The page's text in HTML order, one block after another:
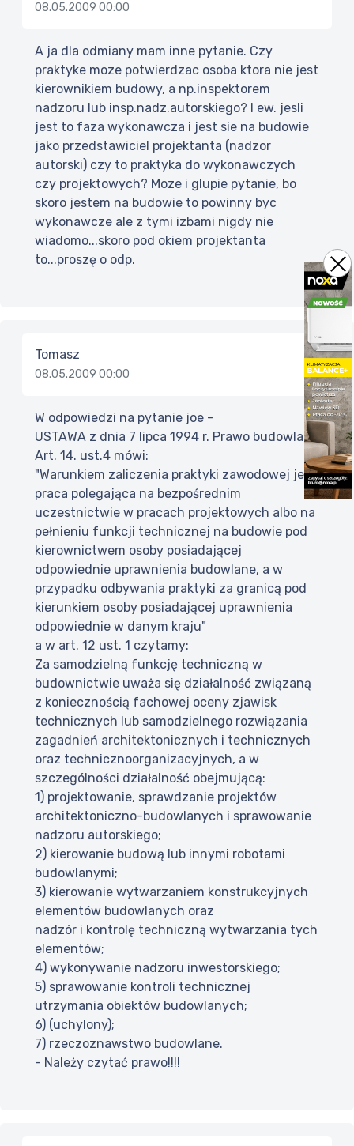
08.05.2009 00:00
A ja dla odmiany mam inne pytanie. Czy
praktyke moze potwierdzac osoba ktora nie jest
kierownikiem budowy, a np.inspektorem
nadzoru lub insp.nadz.autorskiego? I ew. jesli
jest to faza wykonawcza i jest sie na budowie
jako przedstawiciel projektanta (nadzor
autorski) czy to praktyka do wykonawczych
czy projektowych? Moze i glupie pytanie, bo
skoro jestem na budowie to powinny byc
wykonawcze ale z tymi izbami nigdy nie
wiadomo...skoro pod okiem projektanta
to...proszę o odp.
Tomasz
08.05.2009 00:00
W odpowiedzi na pytanie joe -
USTAWA z dnia 7 lipca 1994 r. Prawo budowlane
Art. 14. ust.4 mówi:
"Warunkiem zaliczenia praktyki zawodowej jest
praca polegająca na bezpośrednim
uczestnictwie w pracach projektowych albo na
pełnieniu funkcji technicznej na budowie pod
kierownictwem osoby posiadającej
odpowiednie uprawnienia budowlane, a w
przypadku odbywania praktyki za granicą pod
kierunkiem osoby posiadającej uprawnienia
odpowiednie w danym kraju"
a w art. 12 ust. 1 czytamy:
Za samodzielną funkcję techniczną w
budownictwie uważa się działalność związaną
z koniecznością fachowej oceny zjawisk
technicznych lub samodzielnego rozwiązania
zagadnień architektonicznych i technicznych
oraz technicznoorganizacyjnych, a w
szczególności działalność obejmującą:
1) projektowanie, sprawdzanie projektów
architektoniczno-budowlanych i sprawowanie
nadzoru autorskiego;
2) kierowanie budową lub innymi robotami
budowlanymi;
3) kierowanie wytwarzaniem konstrukcyjnych
elementów budowlanych oraz
nadzór i kontrolę techniczną wytwarzania tych
elementów;
4) wykonywanie nadzoru inwestorskiego;
5) sprawowanie kontroli technicznej
utrzymania obiektów budowlanych;
6) (uchylony);
7) rzeczoznawstwo budowlane.
- Należy czytać prawo!!!!